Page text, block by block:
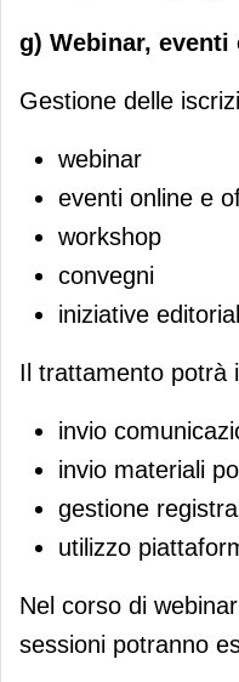
g) Webinar,
Gestione delle
webinar
eventi online e
workshop
convegni
iniziative
Il trattamento potrà
invio
invio materiali
gestione
utilizzo
Nel corso di
sessioni potranno